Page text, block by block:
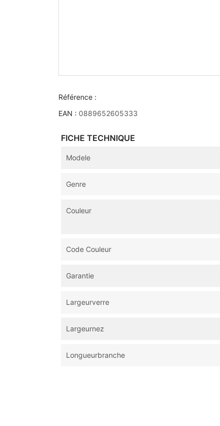
Référence :
EAN : 0889652605333
FICHE TECHNIQUE
Modele
Genre
Couleur
Code Couleur
Garantie
Largeurverre
Largeurnez
Longueurbranche